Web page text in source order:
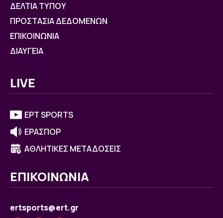
ΔΕΛΤΙΑ ΤΥΠΟΥ
ΠΡΟΣΤΑΣΙΑ ΔΕΔΟΜΕΝΩΝ
ΕΠΙΚΟΙΝΩΝΙΑ
ΔΙΑΥΓΕΙΑ
LIVE
ΕΡΤ SPORTS
ΕΡΑΣΠΟΡ
ΑΘΛΗΤΙΚΕΣ ΜΕΤΑΔΟΣΕΙΣ
ΕΠΙΚΟΙΝΩΝΙΑ
ertsports@ert.gr